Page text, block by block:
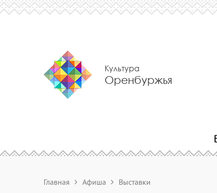
Культура
Оренбуржья
Главная Афиша Выставки